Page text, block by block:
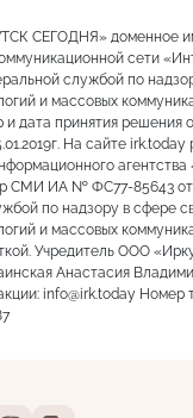
СЕГОДНЯ» доменное
сети
службой по
и массовых
дата принятия решения
На сайте
агентства
СМИ ИА № ФС77-85643 от
по надзору в сфере
и массовых
Учредитель ООО
Анастасия
info@irk.today Номер